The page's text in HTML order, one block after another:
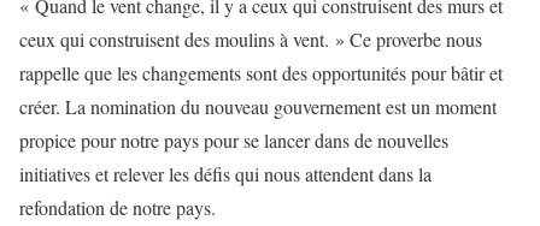
« Quand le vent change, il y a ceux qui construisent des murs et
ceux qui construisent des moulins à vent. » Ce proverbe nous
rappelle que les changements sont des opportunités pour bâtir et
créer. La nomination du nouveau gouvernement est un moment
propice pour notre pays pour se lancer dans de nouvelles
initiatives et relever les défis qui nous attendent dans la
refondation de notre pays.